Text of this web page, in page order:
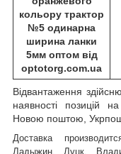
Відвантаження
наявності позицій
Новою поштою,
Доставка
Ладыжин, Луцк,